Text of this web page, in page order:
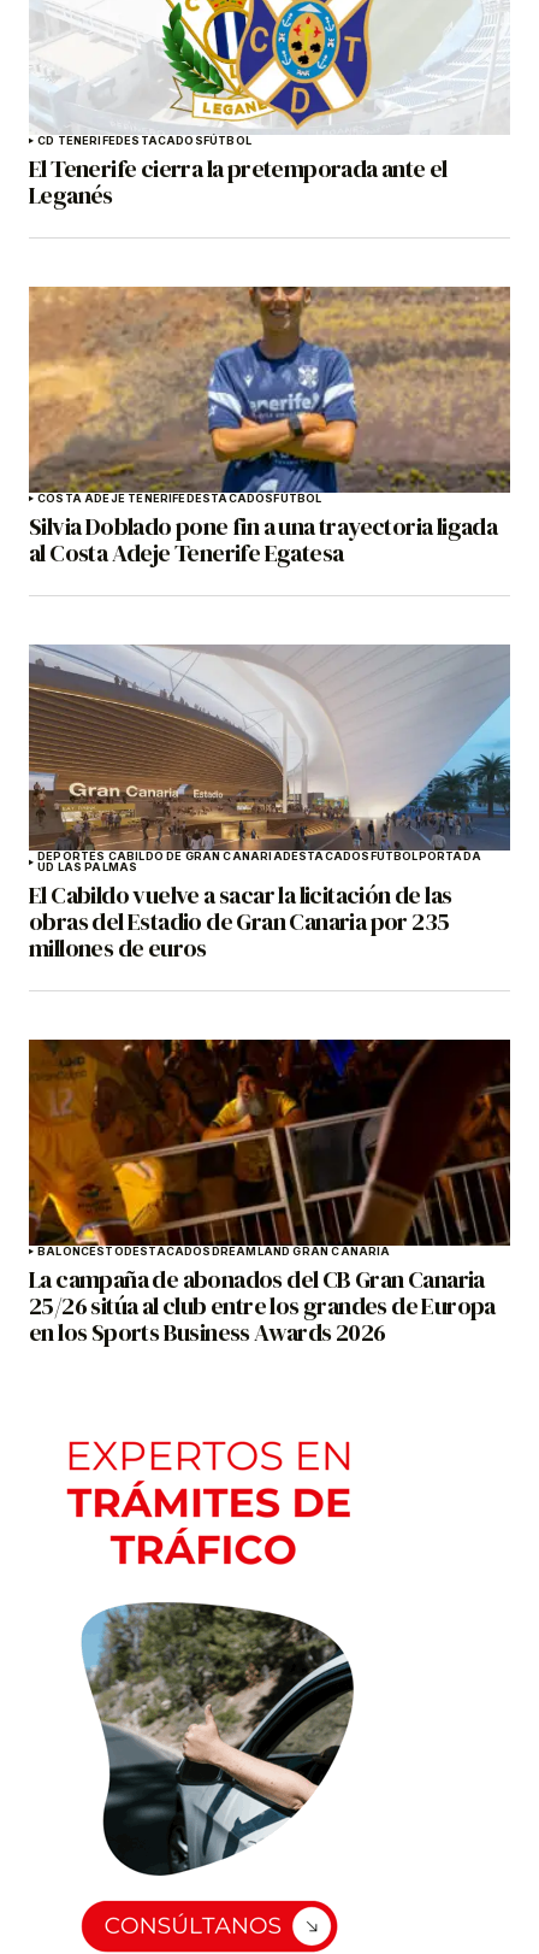
CD TENERIFEDESTACADOSFÚTBOL
El Tenerife cierra la pretemporada ante el
Leganés
COSTA ADEJE TENERIFEDESTACADOSFÚTBOL
Silvia Doblado pone fin a una trayectoria ligada
al Costa Adeje Tenerife Egatesa
DEPORTES CABILDO DE GRAN CANARIADESTACADOSFÚTBOLPORTADA
UD LAS PALMAS
El Cabildo vuelve a sacar la licitación de las
obras del Estadio de Gran Canaria por 235
millones de euros
BALONCESTODESTACADOSDREAMLAND GRAN CANARIA
La campaña de abonados del CB Gran Canaria
25/26 sitúa al club entre los grandes de Europa
en los Sports Business Awards 2026